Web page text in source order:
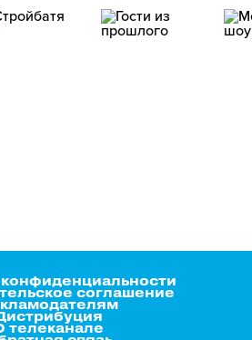
соглашение
телеканале